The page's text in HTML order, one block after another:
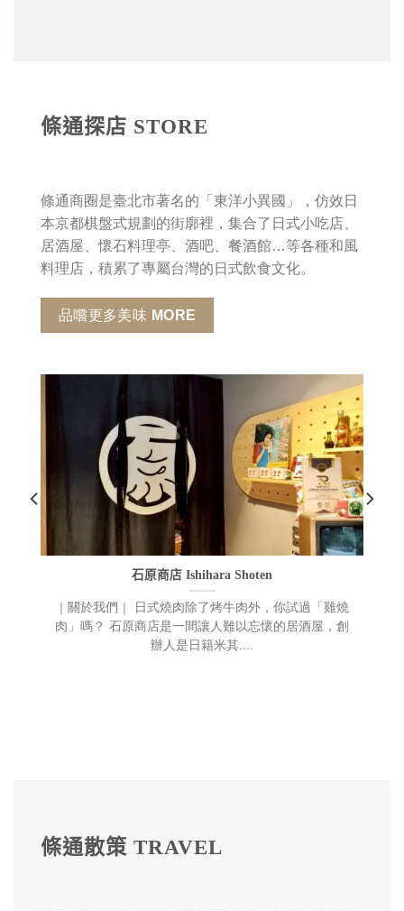
條通探店 STORE
條通商圈是臺北市著名的「東洋小異國」，仿效日
本京都棋盤式規劃的街廓裡，集合了日式小吃店、
居酒屋、懷石料理亭、酒吧、餐酒館…等各種和風
料理店，積累了專屬台灣的日式飲食文化。
品嚐更多美味 MORE
石原商店 Ishihara Shoten
｜關於我們｜ 日式燒肉除了烤牛肉外，你試過「雞燒
肉」嗎？ 石原商店是一間讓人難以忘懷的居酒屋，創
辦人是日籍米其....
條通散策 TRAVEL